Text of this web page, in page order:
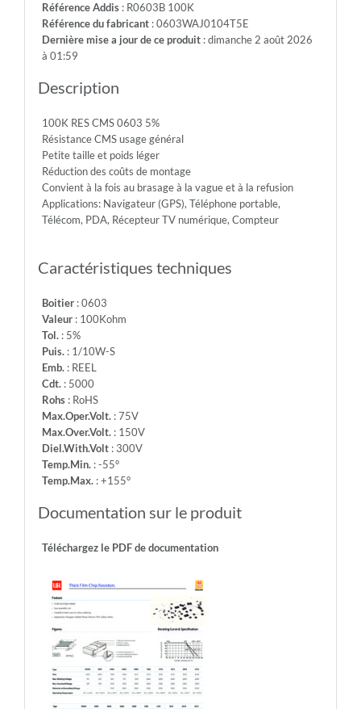
Max.Over.Volt.:
150V
-55°
-
Temp.Max.:
+155°
Référence Addis: R0603B 100K
Référence du fabricant: 0603WAJ0104T5E
Dernière mise a jour de ce produit: dimanche 2 août 2026
à 01:59
Description
100K RES CMS 0603 5%
Résistance CMS usage général
Petite taille et poids léger
Réduction des coûts de montage
Convient à la fois au brasage à la vague et à la refusion
Applications: Navigateur (GPS), Téléphone portable,
Télécom, PDA, Récepteur TV numérique, Compteur
Caractéristiques techniques
Boitier: 0603
Valeur: 100Kohm
Tol.: 5%
Puis.: 1/10W-S
Emb.: REEL
Cdt.: 5000
Rohs: RoHS
Max.Oper.Volt.: 75V
Max.Over.Volt.: 150V
Diel.With.Volt: 300V
Temp.Min.: -55°
Temp.Max.: +155°
Documentation sur le produit
Téléchargez le PDF de documentation